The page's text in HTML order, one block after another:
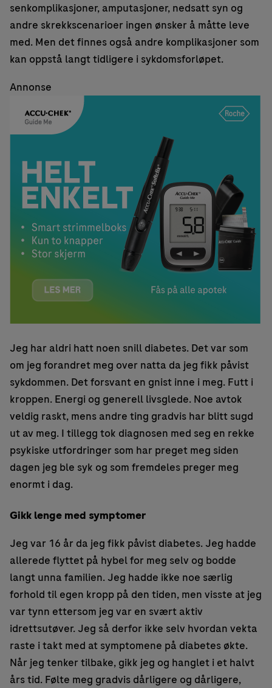
senkomplikasjoner, amputasjoner, nedsatt syn og
andre skrekkscenarioer ingen ønsker å måtte leve
med. Men det finnes også andre komplikasjoner som
kan oppstå langt tidligere i sykdomsforløpet.
Annonse
Jeg har aldri hatt noen snill diabetes. Det var som
om jeg forandret meg over natta da jeg fikk påvist
sykdommen. Det forsvant en gnist inne i meg. Futt i
kroppen. Energi og generell livsglede. Noe avtok
veldig raskt, mens andre ting gradvis har blitt sugd
ut av meg. I tillegg tok diagnosen med seg en rekke
psykiske utfordringer som har preget meg siden
dagen jeg ble syk og som fremdeles preger meg
enormt i dag.
Gikk lenge med symptomer
Jeg var 16 år da jeg fikk påvist diabetes. Jeg hadde
allerede flyttet på hybel for meg selv og bodde
langt unna familien. Jeg hadde ikke noe særlig
forhold til egen kropp på den tiden, men visste at jeg
var tynn ettersom jeg var en svært aktiv
idrettsutøver. Jeg så derfor ikke selv hvordan vekta
raste i takt med at symptomene på diabetes økte.
Når jeg tenker tilbake, gikk jeg og hanglet i et halvt
års tid. Følte meg gradvis dårligere og dårligere,